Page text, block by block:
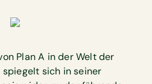
Plan A in der Welt der
sich in seiner